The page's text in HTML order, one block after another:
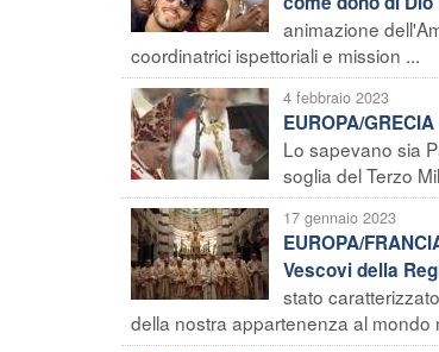
animazione
coordinatrici ispettoriali e mission ...
4 febbraio 2023
EUROPA/
Lo sapevano sia
soglia del Terzo
17 gennaio 2023
EUROPA/
Vescovi della
stato
della nostra appartenenza al mondo